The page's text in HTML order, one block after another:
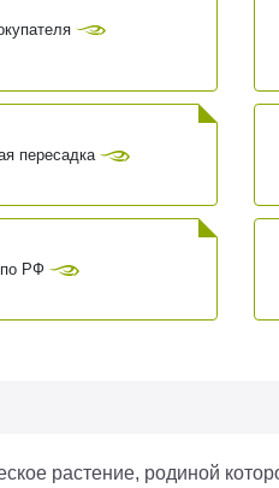
пересадка
по РФ
растение, родиной